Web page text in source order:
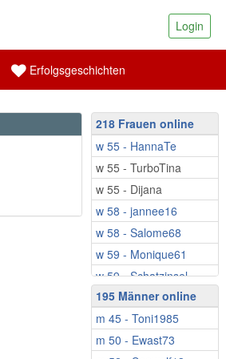
Login
Erfolgsgeschichten
218 Frauen online
w 55 - HannaTe
w 55 - TurboTina
w 55 - Dijana
w 58 - jannee16
w 58 - Salome68
w 59 - Monique61
w 59 - Schatzinsel
w 59 - Babbsi
w 59 - Fruehlings...
w 60 - Ringeltine
195 Männer online
m 45 - Toni1985
m 50 - Ewast73